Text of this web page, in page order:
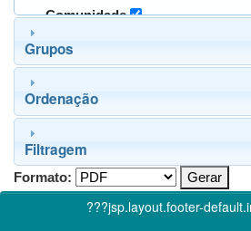
Comunidade
Grupos
Ordenação
Filtragem
Formato:
???jsp.layout.footer-